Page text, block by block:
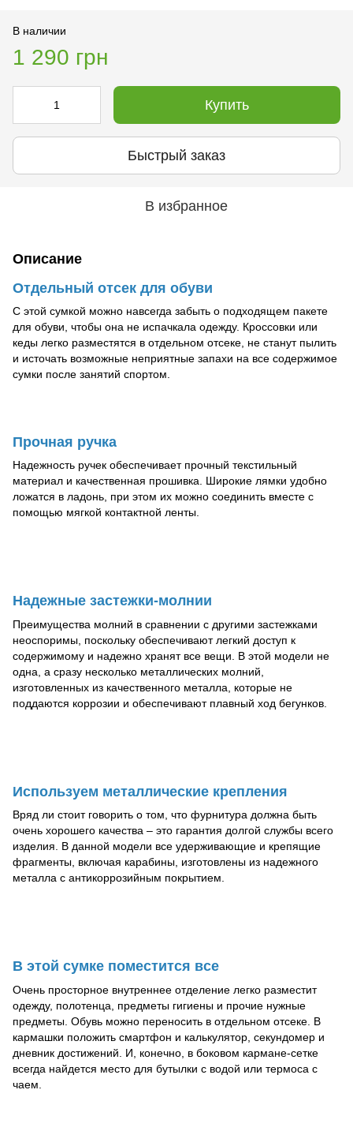
В наличии
1 290 грн
Купить
Быстрый заказ
В избранное
Описание
Отдельный отсек для обуви
С этой сумкой можно навсегда забыть о подходящем пакете
для обуви, чтобы она не испачкала одежду. Кроссовки или
кеды легко разместятся в отдельном отсеке, не станут пылить
и источать возможные неприятные запахи на все содержимое
сумки после занятий спортом.
Прочная ручка
Надежность ручек обеспечивает прочный текстильный
материал и качественная прошивка. Широкие лямки удобно
ложатся в ладонь, при этом их можно соединить вместе с
помощью мягкой контактной ленты.
Надежные застежки-молнии
Преимущества молний в сравнении с другими застежками
неоспоримы, поскольку обеспечивают легкий доступ к
содержимому и надежно хранят все вещи. В этой модели не
одна, а сразу несколько металлических молний,
изготовленных из качественного металла, которые не
поддаются коррозии и обеспечивают плавный ход бегунков.
Используем металлические крепления
Вряд ли стоит говорить о том, что фурнитура должна быть
очень хорошего качества – это гарантия долгой службы всего
изделия. В данной модели все удерживающие и крепящие
фрагменты, включая карабины, изготовлены из надежного
металла с антикоррозийным покрытием.
В этой сумке поместится все
Очень просторное внутреннее отделение легко разместит
одежду, полотенца, предметы гигиены и прочие нужные
предметы. Обувь можно переносить в отдельном отсеке. В
кармашки положить смартфон и калькулятор, секундомер и
дневник достижений. И, конечно, в боковом кармане-сетке
всегда найдется место для бутылки с водой или термоса с
чаем.